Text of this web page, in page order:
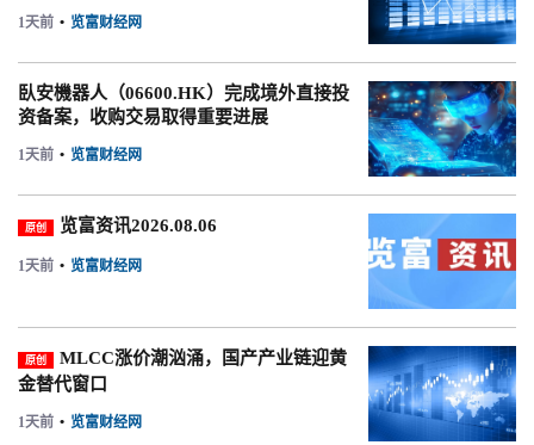
1天前 • 览富财经网
臥安機器人（06600.HK）完成境外直接投
资备案，收购交易取得重要进展
1天前 • 览富财经网
原创 览富资讯2026.08.06
1天前 • 览富财经网
原创
MLCC涨价潮汹涌，国产产业链迎黄
金替代窗口
1天前 • 览富财经网